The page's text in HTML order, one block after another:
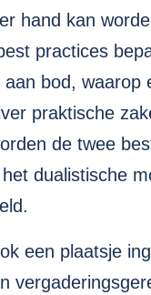
hand kan
practices
bod, waarop
praktische
de twee
dualistische
een plaatsje